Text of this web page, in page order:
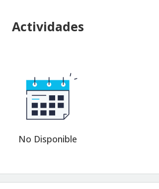
Actividades
No Disponible